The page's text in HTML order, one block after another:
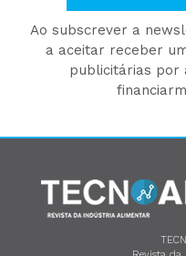
Ao subscrever a
a aceitar receber
publicitárias por